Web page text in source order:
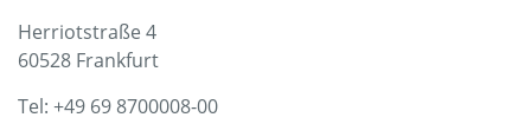
Herriotstraße 4
60528 Frankfurt
Tel: +49 69 8700008-00